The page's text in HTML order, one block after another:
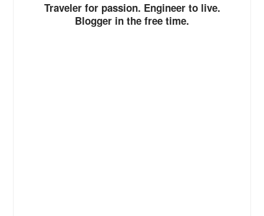
Traveler for passion. Engineer to live.
Blogger in the free time.